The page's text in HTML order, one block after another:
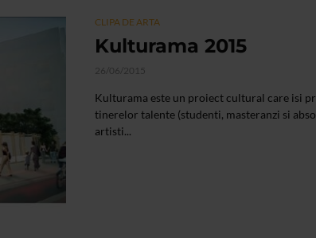
CLIPA DE ARTA
Kulturama 2015
26/06/2015
Kulturama este un proiect cultural care isi
tinerelor talente (studenti, masteranzi si
artisti...